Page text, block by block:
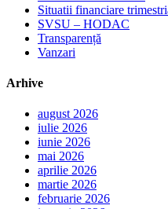
Situatii financiare
SVSU – HODAC
Transparență
Vanzari
Arhive
august 2026
iulie 2026
iunie 2026
mai 2026
aprilie 2026
martie 2026
februarie 2026